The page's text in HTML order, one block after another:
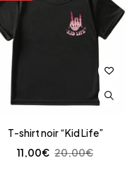
T-shirt noir “Kid Life”
20,00€
11,00€